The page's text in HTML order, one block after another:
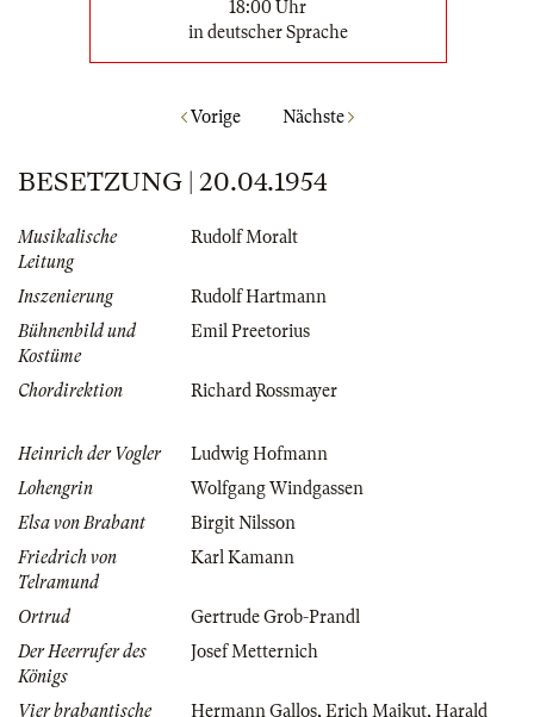
18:00 Uhr
in deutscher Sprache
Vorige Nächste
BESETZUNG | 20.04.1954
Musikalische
Leitung
Rudolf Moralt
Inszenierung
Rudolf Hartmann
Bühnenbild und
Kostüme
Emil Preetorius
Chordirektion Richard Rossmayer
Heinrich der Vogler
Ludwig Hofmann
Lohengrin
Wolfgang Windgassen
Elsa von Brabant
Birgit Nilsson
Friedrich von
Telramund
Karl Kamann
Ortrud
Gertrude Grob-Prandl
Der Heerrufer des
Königs
Josef Metternich
Vier brabantische Hermann Gallos,Erich Majkut,Harald